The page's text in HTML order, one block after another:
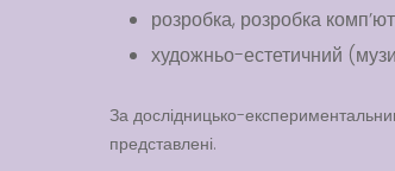
розробка, розробка
художньо-естетичний
За дослідницько-
представлені.